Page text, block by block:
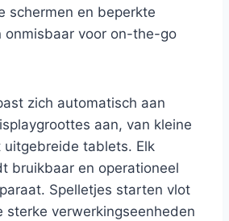
schermen en beperkte
onmisbaar voor on-the-go
zich automatisch aan
aan, van kleine
tablets. Elk
bruikbaar en operationeel
Spelletjes starten vlot
sterke verwerkingseenheden